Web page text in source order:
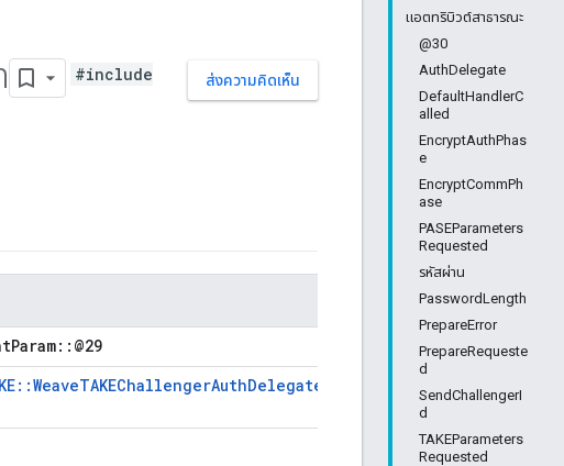
แอตทริบิวต์สาธารณะ
@30
AuthDelegate
DefaultHandlerC
alled
EncryptAuthPhas
e
EncryptCommPh
ase
PASEParameters
Requested
รหัสผ่าน
PasswordLength
PrepareError
PrepareRequeste
d
SendChallengerI
d
TAKEParameters
Requested
ส่งความคิดเห็น
#include